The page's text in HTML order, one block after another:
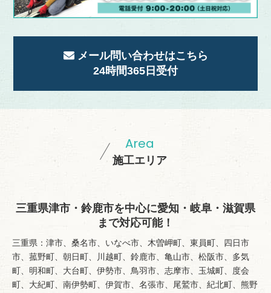
メール問い合わせはこちら
24時間365日受付
Area
施工エリア
三重県津市・鈴鹿市を中心に愛知・岐阜・滋賀県
まで対応可能！
三重県：津市、桑名市、いなべ市、木曽岬町、東員町、四日市
市、菰野町、朝日町、川越町、鈴鹿市、亀山市、松阪市、多気
町、明和町、大台町、伊勢市、鳥羽市、志摩市、玉城町、度会
町、大紀町、南伊勢町、伊賀市、名張市、尾鷲市、紀北町、熊野